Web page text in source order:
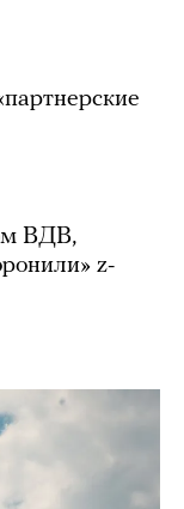
ВДВ,
z-